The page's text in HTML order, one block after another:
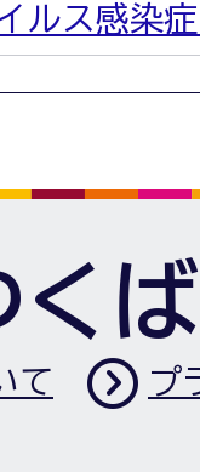
ルス感染
く
て プ